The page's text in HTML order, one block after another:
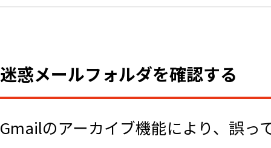
迷惑メールフォルダを確認する
Gmailのアーカイブ機能により、誤っ